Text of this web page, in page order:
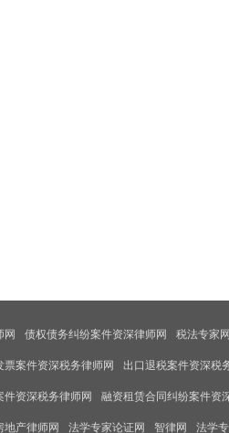
网 债权债务纠纷案件资深律师网 税法专家
票案件资深税务律师网 出口退税案件资深税
件资深税务律师网 融资租赁合同纠纷案件资
地产律师网 法学专家论证网 智律网 法学